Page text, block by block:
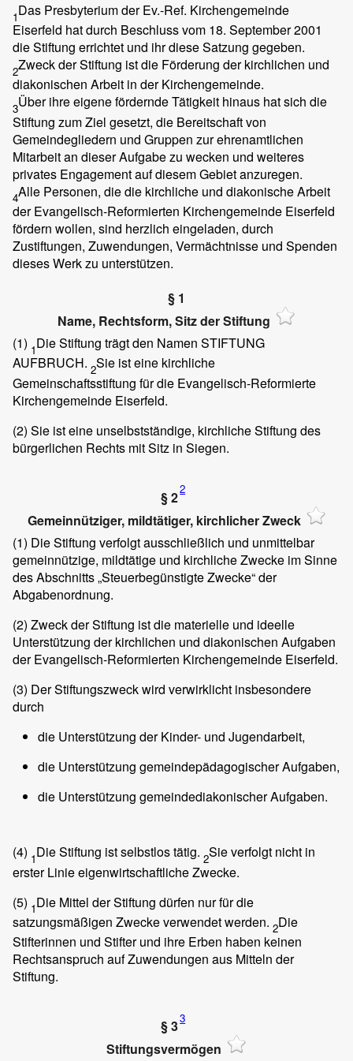
1Das Presbyterium der Ev.-Ref. Kirchengemeinde
Eiserfeld hat durch Beschluss vom 18. September 2001
die Stiftung errichtet und ihr diese Satzung gegeben.
2Zweck der Stiftung ist die Förderung der kirchlichen und
diakonischen Arbeit in der Kirchengemeinde.
3Über ihre eigene fördernde Tätigkeit hinaus hat sich die
Stiftung zum Ziel gesetzt, die Bereitschaft von
Gemeindegliedern und Gruppen zur ehrenamtlichen
Mitarbeit an dieser Aufgabe zu wecken und weiteres
privates Engagement auf diesem Gebiet anzuregen.
4Alle Personen, die die kirchliche und diakonische Arbeit
der Evangelisch-Reformierten Kirchengemeinde Eiserfeld
fördern wollen, sind herzlich eingeladen, durch
Zustiftungen, Zuwendungen, Vermächtnisse und Spenden
dieses Werk zu unterstützen.
§ 1
Name, Rechtsform, Sitz der Stiftung
(1) 1Die Stiftung trägt den Namen STIFTUNG
AUFBRUCH. 2Sie ist eine kirchliche
Gemeinschaftsstiftung für die Evangelisch-Reformierte
Kirchengemeinde Eiserfeld.
(2) Sie ist eine unselbstständige, kirchliche Stiftung des
bürgerlichen Rechts mit Sitz in Siegen.
§ 22
Gemeinnütziger, mildtätiger, kirchlicher Zweck
(1) Die Stiftung verfolgt ausschließlich und unmittelbar
gemeinnützige, mildtätige und kirchliche Zwecke im Sinne
des Abschnitts „Steuerbegünstigte Zwecke“ der
Abgabenordnung.
(2) Zweck der Stiftung ist die materielle und ideelle
Unterstützung der kirchlichen und diakonischen Aufgaben
der Evangelisch-Reformierten Kirchengemeinde Eiserfeld.
(3) Der Stiftungszweck wird verwirklicht insbesondere
durch
die Unterstützung der Kinder- und Jugendarbeit,
die Unterstützung gemeindepädagogischer Aufgaben,
die Unterstützung gemeindediakonischer Aufgaben.
(4) 1Die Stiftung ist selbstlos tätig. 2Sie verfolgt nicht in
erster Linie eigenwirtschaftliche Zwecke.
(5) 1Die Mittel der Stiftung dürfen nur für die
satzungsmäßigen Zwecke verwendet werden. 2Die
Stifterinnen und Stifter und ihre Erben haben keinen
Rechtsanspruch auf Zuwendungen aus Mitteln der
Stiftung.
§ 33
Stiftungsvermögen